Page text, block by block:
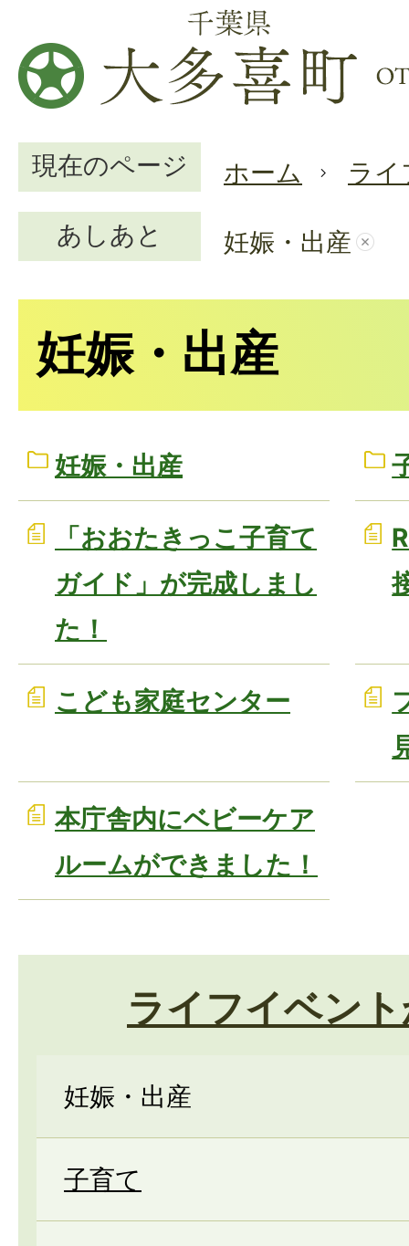
現在のページ ホーム
ラ
あしあと
妊娠・出産
妊娠・出産
妊娠・出産
「おおたきっこ子育て
ガイド」が完成しまし
た！
こども家庭センター
本庁舎内にベビーケア
ルームができました！
ライフイベン
妊娠・出産
子育て